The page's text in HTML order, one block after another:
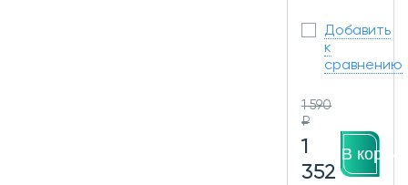
Добавить
к
сравнению
1 590
₽
1
352
В